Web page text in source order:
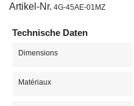
Artikel-Nr. 4G-45AE-01MZ
Technische Daten
Dimensions
Matériaux